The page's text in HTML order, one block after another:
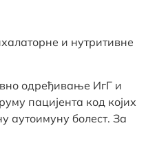
и нутритивне
одређивање ИгГ и
пацијента код којих
аутоимуну болест. За